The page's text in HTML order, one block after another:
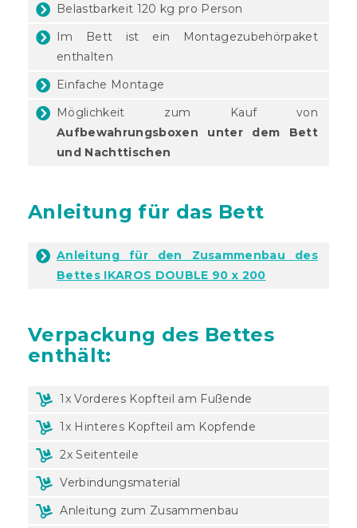
Belastbarkeit 120 kg pro Person
Im Bett ist ein Montagezubehörpaket
enthalten
Einfache Montage
Möglichkeit zum Kauf von
Aufbewahrungsboxen unter dem Bett
und Nachttischen
Anleitung für das Bett
Anleitung für den Zusammenbau des
Bettes IKAROS DOUBLE 90 x 200
Verpackung des Bettes
enthält:
1x Vorderes Kopfteil am Fußende
1x Hinteres Kopfteil am Kopfende
2x Seitenteile
Verbindungsmaterial
Anleitung zum Zusammenbau